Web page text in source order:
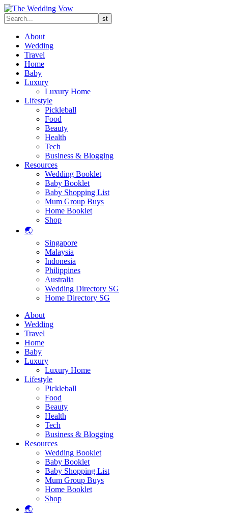
About
Wedding
Travel
Home
Baby
Luxury
Luxury Home
Lifestyle
Pickleball
Food
Beauty
Health
Tech
Business & Blogging
Resources
Wedding Booklet
Baby Booklet
Baby Shopping List
Mum Group Buys
Home Booklet
Shop
🌏
Singapore
Malaysia
Indonesia
Philippines
Australia
Wedding Directory SG
Home Directory SG
About
Wedding
Travel
Home
Baby
Luxury
Luxury Home
Lifestyle
Pickleball
Food
Beauty
Health
Tech
Business & Blogging
Resources
Wedding Booklet
Baby Booklet
Baby Shopping List
Mum Group Buys
Home Booklet
Shop
🌏